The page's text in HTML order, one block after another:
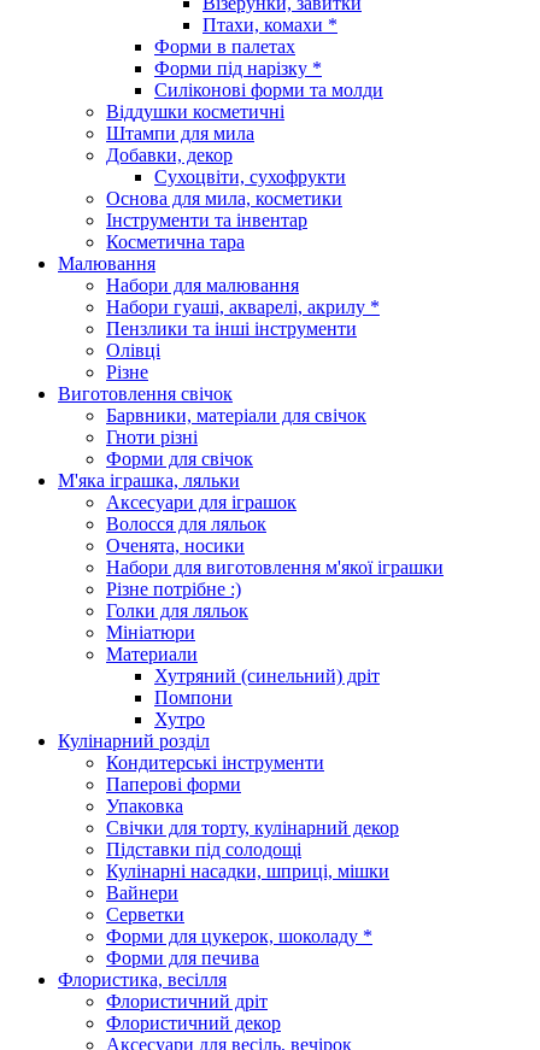
Птахи, комахи *
Форми в палетах
Форми під нарізку *
Силіконові форми та молди
Віддушки косметичні
Штампи для мила
Добавки, декор
Сухоцвіти, сухофрукти
Основа для мила, косметики
Інструменти та інвентар
Косметична тара
Малювання
Набори для малювання
Набори гуаші, акварелі, акрилу *
Пензлики та інші інструменти
Олівці
Різне
Виготовлення свічок
Барвники, матеріали для свічок
Гноти різні
Форми для свічок
М'яка іграшка, ляльки
Аксесуари для іграшок
Волосся для ляльок
Оченята, носики
Набори для виготовлення м'якої іграшки
Різне потрібне :)
Голки для ляльок
Мініатюри
Материали
Хутряний (синельний) дріт
Помпони
Хутро
Кулінарний розділ
Кондитерські інструменти
Паперові форми
Упаковка
Свічки для торту, кулінарний декор
Підставки під солодощі
Кулінарні насадки, шприці, мішки
Вайнери
Серветки
Форми для цукерок, шоколаду *
Форми для печива
Флористика, весілля
Флористичний дріт
Флористичний декор
Аксесуари для весіль, вечірок